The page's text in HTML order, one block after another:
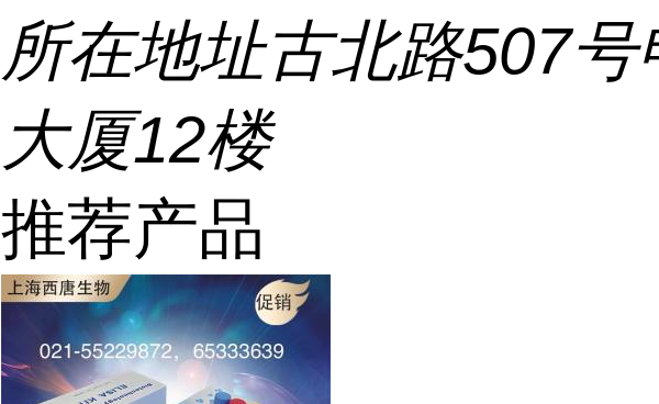
所在地址古北路507号
大厦12楼
推荐产品